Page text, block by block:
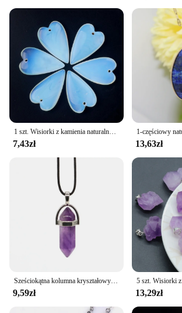
7,43zł 13,63zł
9,59zł 13,29zł